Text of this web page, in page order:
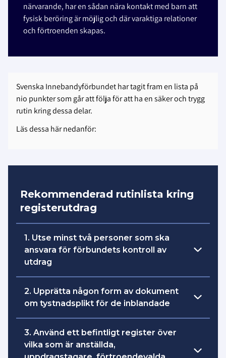
närvarande, har en sådan nära kontakt med barn att
fysisk beröring är möjlig och där varaktiga relationer
och förtroenden skapas.
Svenska Innebandyförbundet har tagit fram en lista på
nio punkter som går att följa för att ha en säker och trygg
rutin kring dessa delar.
Läs dessa här nedanför:
Rekommenderad rutinlista kring
registerutdrag
1. Utse minst två personer som ska
ansvara för förbundets kontroll av
utdrag
Dessa bör vara personer som åtnjuter
högt förtroende i föreningen och bör
inte ha andra uppdrag som kan påverka
uppgifter dessa ska ha.
2. Upprätta någon form av dokument
om tystnadsplikt för de inblandade
Hur ser era rutiner ut kring detta idag?
Fundera vad som för dokumentform som
är säkrast och mest fungerande för er.
3. Använd ett befintligt register över
vilka som är anställda,